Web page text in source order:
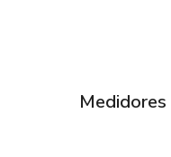
Medidores